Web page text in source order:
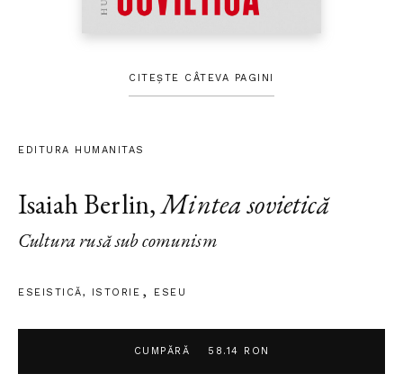
CITEȘTE CÂTEVA PAGINI
EDITURA HUMANITAS
Isaiah Berlin,Mintea sovietică
Cultura rusă sub comunism
ESEISTICĂ, ISTORIE ESEU
CUMPĂRĂ 58.14 RON